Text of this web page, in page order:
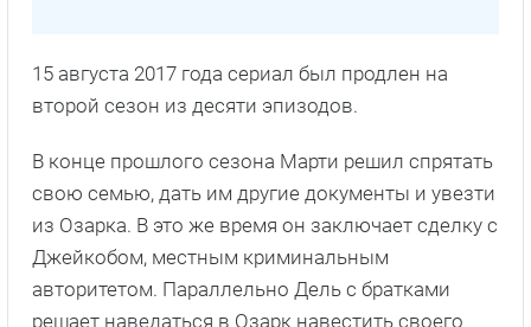
15 августа 2017 года сериал был продлен на
второй сезон из десяти эпизодов.
В конце прошлого сезона Марти решил спрятать
свою семью, дать им другие документы и увезти
из Озарка. В это же время он заключает сделку с
Джейкобом, местным криминальным
авторитетом. Параллельно Дель с братками
решает наведаться в Озарк навестить своего